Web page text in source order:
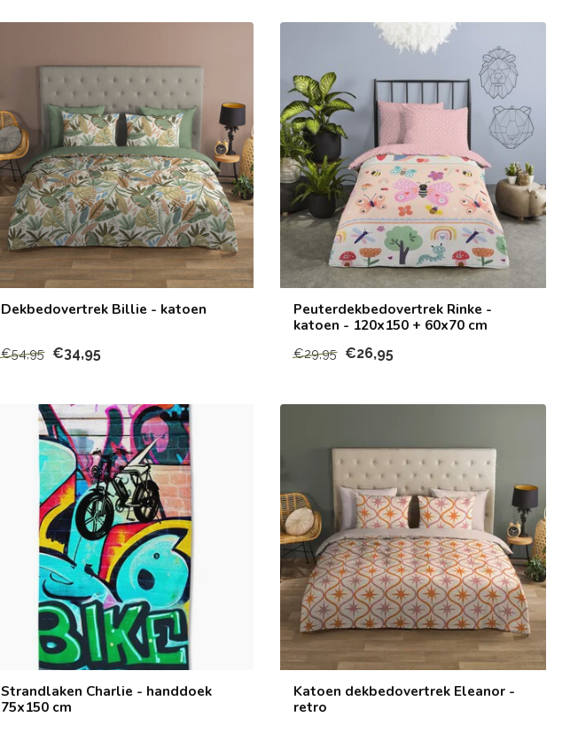
Dekbedovertrek Billie - katoen
€54,95 €34,95
Peuterdekbedovertrek Rinke -
katoen - 120x150 + 60x70 cm
€29,95 €26,95
Strandlaken Charlie - handdoek
75x150 cm
Katoen dekbedovertrek Eleanor -
retro